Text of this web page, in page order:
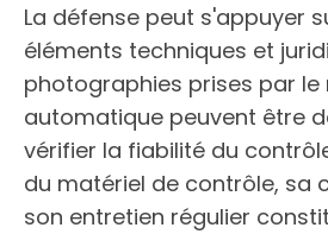
La défense peut s'appuyer
éléments techniques et
photographies prises par le
automatique peuvent être
vérifier la fiabilité du
du matériel de contrôle, sa
son entretien régulier